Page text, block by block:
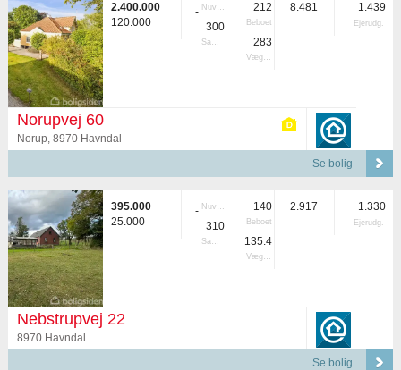
2.400.000
120.000
- Nuvær.
300
Samlet
212
Beboet
283
Vægtet
8.481 1.439
Ejerudg.
Norupvej 60
Norup, 8970 Havndal
Se bolig
395.000
25.000
- Nuvær.
310
Samlet
140
Beboet
135.4
Vægtet
2.917 1.330
Ejerudg.
Nebstrupvej 22
8970 Havndal
Se bolig